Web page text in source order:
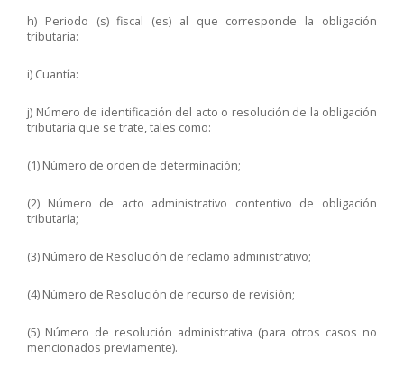
h) Periodo (s) fiscal (es) al que corresponde la obligación
tributaria:
i) Cuantía:
j) Número de identificación del acto o resolución de la obligación
tributaría que se trate, tales como:
(1) Número de orden de determinación;
(2) Número de acto administrativo contentivo de obligación
tributaría;
(3) Número de Resolución de reclamo administrativo;
(4) Número de Resolución de recurso de revisión;
(5) Número de resolución administrativa (para otros casos no
mencionados previamente).